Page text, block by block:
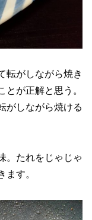
転がしながら焼き
とが正解と思う。
がしながら焼ける
。たれをじゃじゃ
ます。